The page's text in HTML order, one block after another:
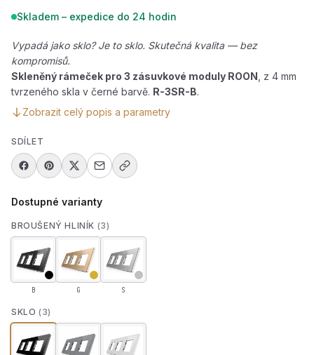
Skladem – expedice do 24 hodin
Vypadá jako sklo? Je to sklo. Skutečná kvalita — bez
kompromisů.
Skleněný rámeček pro 3 zásuvkové moduly ROON , z 4 mm
tvrzeného skla v černé barvě. R-3SR-B.
Zobrazit celý popis a parametry
SDÍLET
Dostupné varianty
BROUŠENÝ HLINÍK (3)
B G S
SKLO (3)